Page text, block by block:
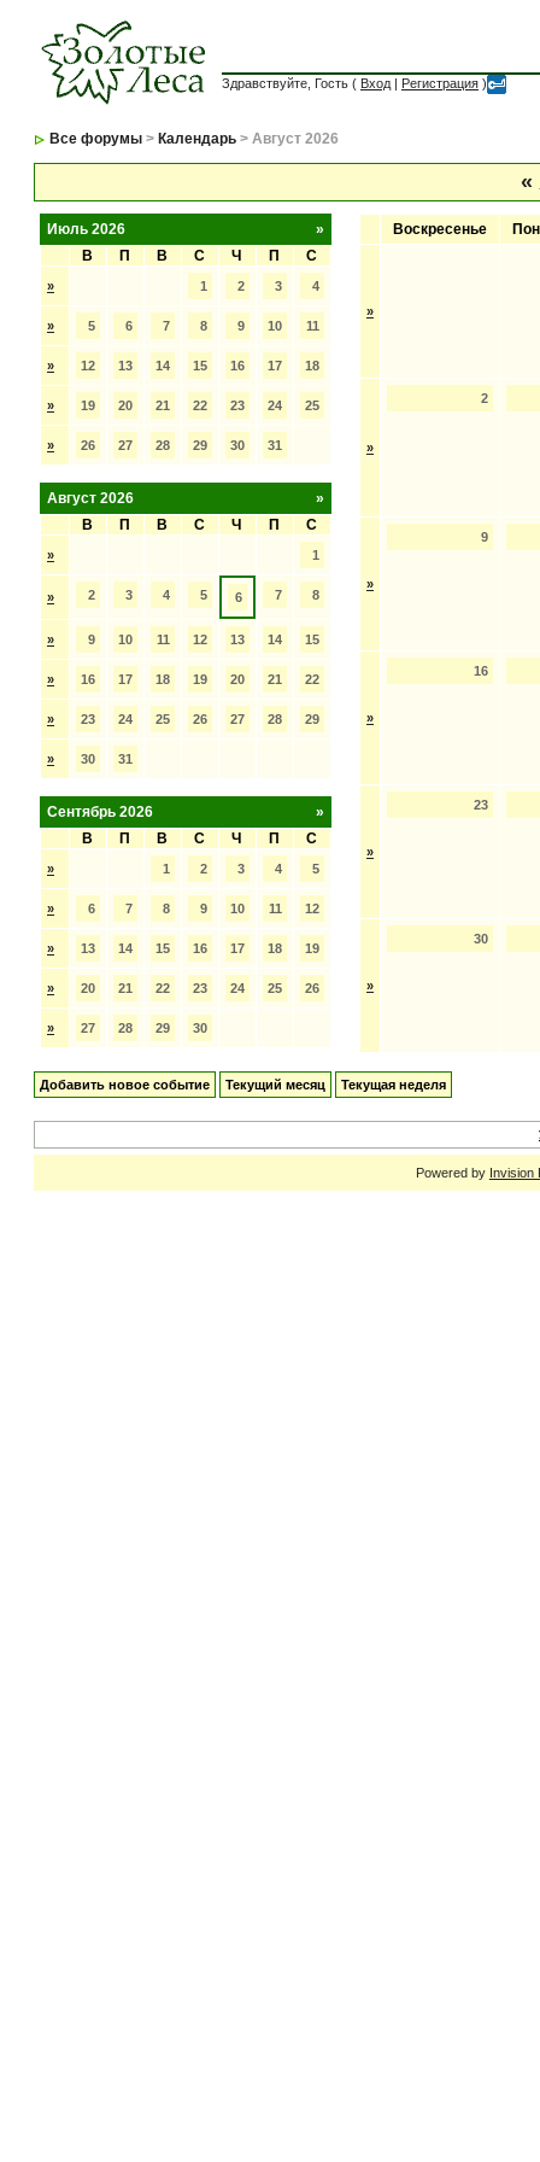
Здравствуйте, Гость ( Вход | Регистрация )
Все форумы > Календарь > Август 2026
«
»
Июль 2026
В
П В С Ч П С
» 1 2 3 4
» 5 6 7 8 9 10 11
» 12 13 14 15 16 17 18
» 19 20 21 22 23 24 25
» 26 27 28 29 30 31
»
Август 2026
В
П В С Ч П С
» 1
» 2 3 4 5 6 7 8
» 9 10 11 12 13 14 15
» 16 17 18 19 20 21 22
» 23 24 25 26 27 28 29
» 30 31
»
Сентябрь 2026
В
П В С Ч П С
» 1 2 3 4 5
» 6 7 8 9 10 11 12
» 13 14 15 16 17 18 19
» 20 21 22 23 24 25 26
» 27 28 29 30
Воскресенье
»
»
2
»
9
»
16
»
23
»
30
Добавить новое событие Текущий месяц Текущая неделя
Powered by Invision